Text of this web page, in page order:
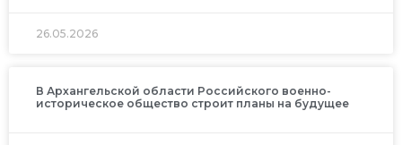
26.05.2026
В Архангельской области Российского военно-
историческое общество строит планы на будущее